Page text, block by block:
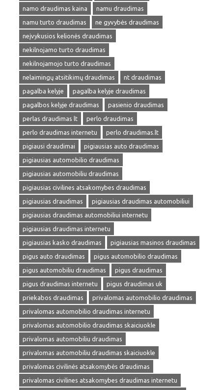
namo draudimas kaina
namu draudimas
namu turto draudimas
ne gyvybės draudimas
neįvykusios kelionės draudimas
nekilnojamo turto draudimas
nekilnojamojo turto draudimas
nelaimingų atsitikimų draudimas
nt draudimas
pagalba kelyje
pagalba kelyje draudimas
pagalbos kelyje draudimas
pasienio draudimas
perlas draudimas lt
perlo draudimas
perlo draudimas internetu
perlo draudimas.lt
pigiausi draudimai
pigiausias auto draudimas
pigiausias automobilio draudimas
pigiausias automobiliu draudimas
pigiausias civilines atsakomybes draudimas
pigiausias draudimas
pigiausias draudimas automobiliui
pigiausias draudimas automobiliui internetu
pigiausias draudimas internetu
pigiausias kasko draudimas
pigiausias masinos draudimas
pigus auto draudimas
pigus automobilio draudimas
pigus automobiliu draudimas
pigus draudimas
pigus draudimas internetu
pigus draudimas uk
priekabos draudimas
privalomas automobilio draudimas
privalomas automobilio draudimas internetu
privalomas automobilio draudimas skaiciuokle
privalomas automobiliu draudimas
privalomas automobiliu draudimas skaiciuokle
privalomas civilinės atsakomybės draudimas
privalomas civilines atsakomybes draudimas internetu